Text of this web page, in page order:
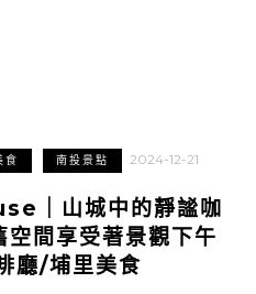
食 南投景點 2024-12-21
｜山城中的靜謐咖
空間享受著景觀下午
廳/埔里美食